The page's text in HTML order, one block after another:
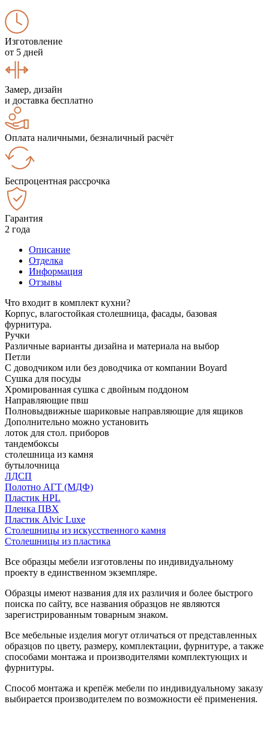
Изготовление
от 5 дней
Замер, дизайн
и доставка бесплатно
Оплата наличными, безналичный расчёт
Беспроцентная рассрочка
Гарантия
2 года
Описание
Отделка
Информация
Отзывы
Что входит в комплект кухни?
Корпус, влагостойкая столешница, фасады, базовая
фурнитура.
Ручки
Различные варианты дизайна и материала на выбор
Петли
С доводчиком или без доводчика от компании Boyard
Сушка для посуды
Хромированная сушка с двойным поддоном
Направляющие пвш
Полновыдвижные шариковые направляющие для ящиков
Дополнительно можно установить
лоток для стол. приборов
тандембоксы
столешница из камня
бутылочница
ЛДСП
Полотно АГТ (МДФ)
Пластик HPL
Пленка ПВХ
Пластик Alvic Luxe
Столешницы из искусственного камня
Столешницы из пластика
Все образцы мебели изготовлены по индивидуальному
проекту в единственном экземпляре.
Образцы имеют названия для их различия и более быстрого
поиска по сайту, все названия образцов не являются
зарегистрированным товарным знаком.
Все мебельные изделия могут отличаться от представленных
образцов по цвету, размеру, комплектации, фурнитуре, а также
способами монтажа и производителями комплектующих и
фурнитуры.
Способ монтажа и крепёж мебели по индивидуальному заказу
выбирается производителем по возможности её применения.